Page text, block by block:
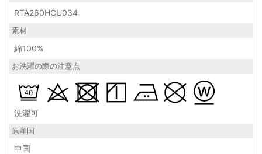
RTA260HCU034
素材
綿100%
お洗濯の際の注意点
洗濯可
原産国
中国